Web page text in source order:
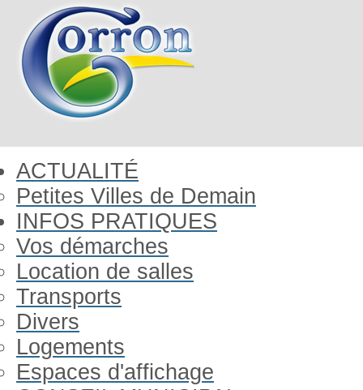
ACTUALITÉ
Petites Villes de Demain
INFOS PRATIQUES
Vos démarches
Location de salles
Transports
Divers
Logements
Espaces d'affichage